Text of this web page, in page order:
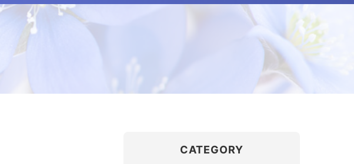
CATEGORY